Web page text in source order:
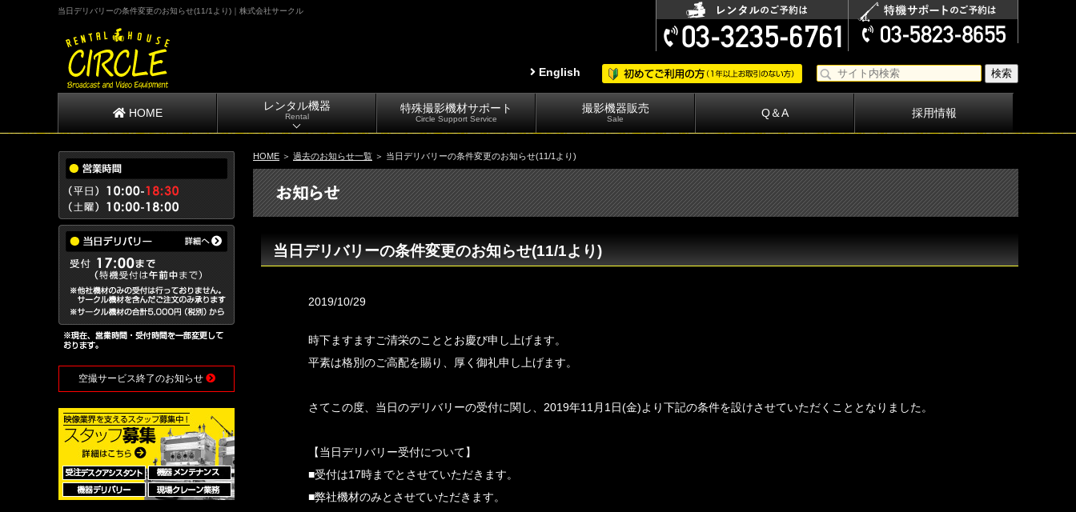
当日デリバリーの条件変更のお知らせ(11/1より)｜株式会社サークル
English
HOME
レンタル機器
Rental
特殊撮影機材サポート
Circle Support Service
撮影機器販売
Sale Q＆A 採用情報
HOME ＞ 過去のお知らせ一覧 ＞ 当日デリバリーの条件変更のお知らせ(11/1より)
当日デリバリーの条件変更のお知らせ(11/1より)
2019/10/29
時下ますますご清栄のこととお慶び申し上げます。
平素は格別のご高配を賜り、厚く御礼申し上げます。
さてこの度、当日のデリバリーの受付に関し、2019年11月1日(金)より下記の条件を設けさせていただくこととなりました。
【当日デリバリー受付について】
■受付は17時までとさせていただきます。
■弊社機材のみとさせていただきます。
空撮サービス終了のお知らせ